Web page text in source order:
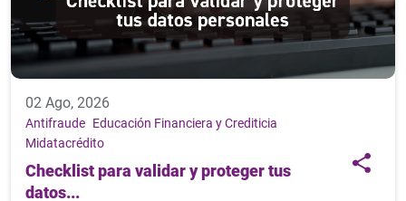
02 Ago, 2026
Antifraude Educación Financiera y Crediticia
Midatacrédito
Checklist para validar y proteger tus
datos...